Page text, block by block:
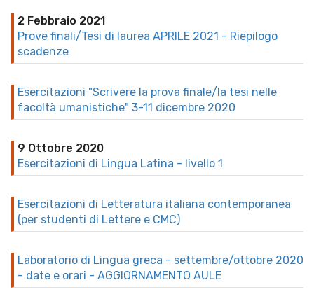
2 Febbraio 2021
Prove finali/Tesi di laurea APRILE 2021 - Riepilogo
scadenze
Esercitazioni "Scrivere la prova finale/la tesi nelle
facoltà umanistiche" 3-11 dicembre 2020
9 Ottobre 2020
Esercitazioni di Lingua Latina - livello 1
Esercitazioni di Letteratura italiana contemporanea
(per studenti di Lettere e CMC)
Laboratorio di Lingua greca - settembre/ottobre 2020
- date e orari - AGGIORNAMENTO AULE